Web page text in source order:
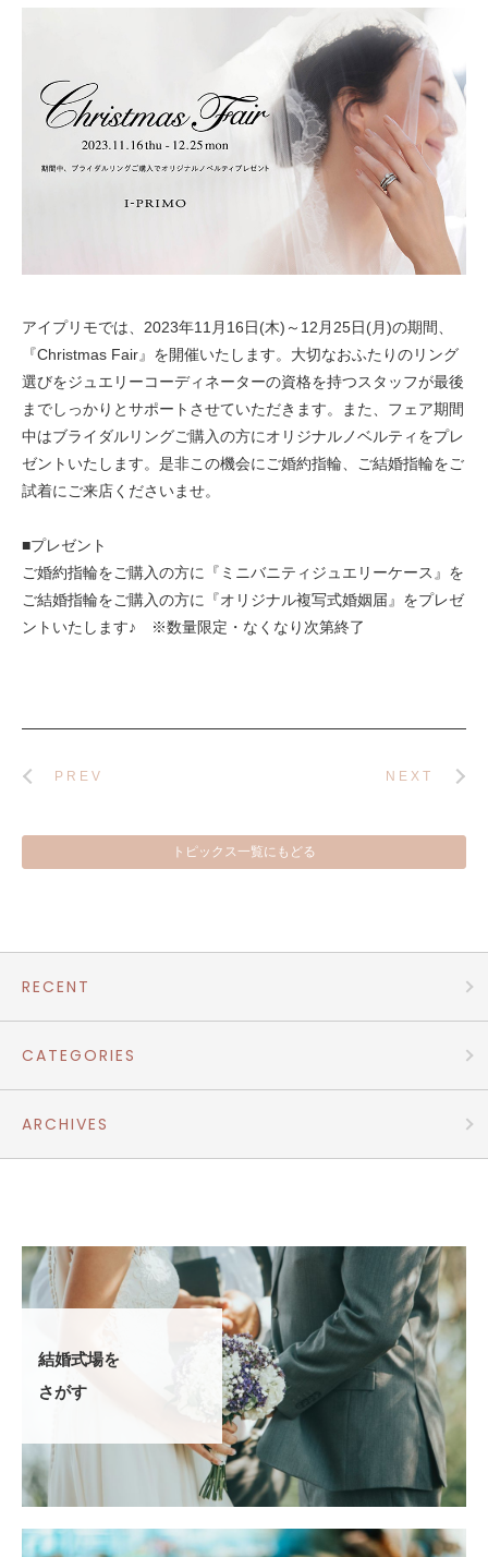
アイプリモでは、2023年11月16日(木)～12月25日(月)の期間、
『Christmas Fair』を開催いたします。大切なおふたりのリング
選びをジュエリーコーディネーターの資格を持つスタッフが最後
までしっかりとサポートさせていただきます。また、フェア期間
中はブライダルリングご購入の方にオリジナルノベルティをプレ
ゼントいたします。是非この機会にご婚約指輪、ご結婚指輪をご
試着にご来店くださいませ。
■プレゼント
ご婚約指輪をご購入の方に『ミニバニティジュエリーケース』を
ご結婚指輪をご購入の方に『オリジナル複写式婚姻届』をプレゼ
ントいたします♪ ※数量限定・なくなり次第終了
PREV NEXT
トピックス一覧にもどる
RECENT
CATEGORIES
ARCHIVES
結婚式場を
さがす